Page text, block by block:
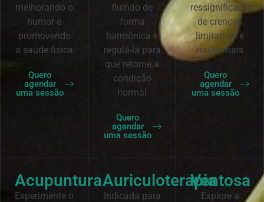
melhorando o
humor e
promovendo
a saúde fisica
Quero
agendar
uma sessão
fluindo de
forma
harmônica e
regulá-la para
que retorne a
condição
normal
Quero
agendar
uma sessão
ressignificação
de crenças
limitantes e
muito mais
Quero
agendar
uma sessão
Acupuntura
Experimente o
Auriculoterapia
Indicada para
Ventosa
Explore a